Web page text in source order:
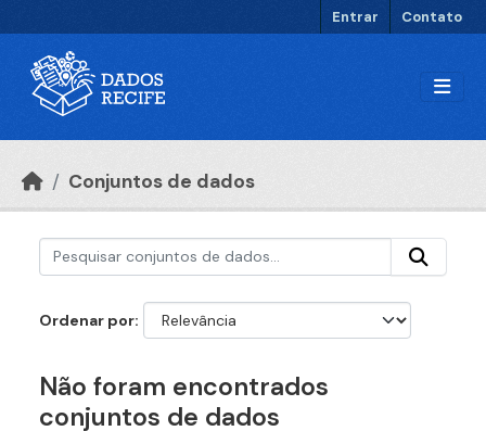
Entrar Contato
Conjuntos de dados
Ordenar por
Não foram encontrados
conjuntos de dados